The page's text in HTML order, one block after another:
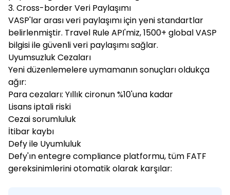
3. Cross-border Veri Paylaşımı
VASP'lar arası veri paylaşımı için yeni standartlar
belirlenmiştir. Travel Rule API'miz, 1500+ global VASP
bilgisi ile güvenli veri paylaşımı sağlar.
Uyumsuzluk Cezaları
Yeni düzenlemelere uymamanın sonuçları oldukça
ağır:
Para cezaları: Yıllık cironun %10'una kadar
Lisans iptali riski
Cezai sorumluluk
İtibar kaybı
Defy ile Uyumluluk
Defy'ın entegre compliance platformu, tüm FATF
gereksinimlerini otomatik olarak karşılar: